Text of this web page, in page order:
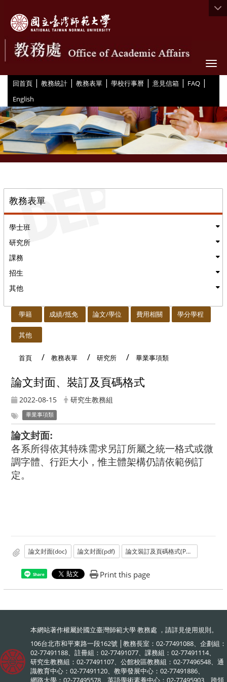
回首頁 | 教務統計 | 教務表單 | 學校行事曆 | 意見信箱 | FAQ |
English
教務表單
學士班
研究所
課務
招生
其他
學籍 成績/抵免 論文/學位 費用相關 學分學程
其他
首頁 教務表單 研究所 畢業事項類
論文封面、裝訂及頁碼格式
2022-08-15 研究生教務組
畢業事項類
論文封面:
各系所得依其特殊需求另訂所屬之統一格式或微
調字體、行距大小，惟主體架構仍請依範例訂
定。
論文封面(doc) 論文封面(pdf) 論文裝訂及頁碼格式(PDF)
Share Print this page
本網站著作權屬於國立臺灣師範大學 教務處 ，請詳見使用規則。
106台北市和平東路一段162號 │教務長室：02-77491088、企劃組：
02-77491188、註冊組：02-77491077、課務組：02-77491114、
研究生教務組：02-77491107、公館校區教務組：02-77496548、通
識教育中心：02-77491120、教學發展中心：02-77491886、
網路大學：02-77495578、英語學術素養中心：02-77495903、跨領